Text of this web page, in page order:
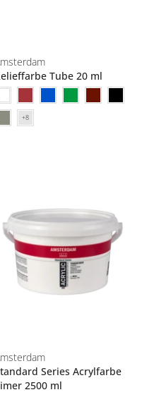
Tube 20 ml
Series Acrylfarbe
2500 ml